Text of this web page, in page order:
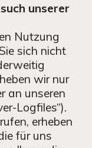
unserer
Nutzung
sich nicht
wir nur
an unseren
Logfiles“).
erheben
für uns